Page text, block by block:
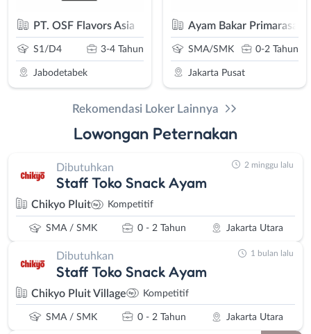
PT. OSF Flavors Asia
S1/D4 3-4 Tahun
Jabodetabek
Ayam Bakar Primarasa
SMA/SMK 0-2 Tahun
Jakarta Pusat
Rekomendasi Loker Lainnya
Lowongan Peternakan
Dibutuhkan
Staff Toko Snack Ayam
Chikyo Pluit Kompetitif
SMA / SMK 0 - 2 Tahun Jakarta Utara
2 minggu lalu
Dibutuhkan
Staff Toko Snack Ayam
Chikyo Pluit Village Kompetitif
SMA / SMK 0 - 2 Tahun Jakarta Utara
1 bulan lalu